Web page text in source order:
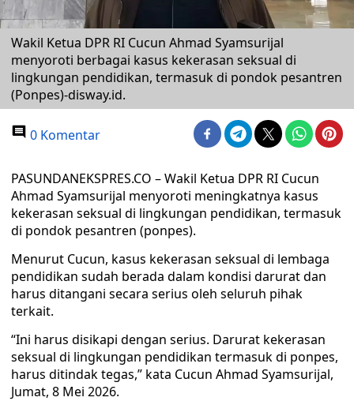
Wakil Ketua DPR RI Cucun Ahmad Syamsurijal
menyoroti berbagai kasus kekerasan seksual di
lingkungan pendidikan, termasuk di pondok pesantren
(Ponpes)-disway.id.
0 Komentar
PASUNDANEKSPRES.CO – Wakil Ketua DPR RI Cucun
Ahmad Syamsurijal menyoroti meningkatnya kasus
kekerasan seksual di lingkungan pendidikan, termasuk
di pondok pesantren (ponpes).
Menurut Cucun, kasus kekerasan seksual di lembaga
pendidikan sudah berada dalam kondisi darurat dan
harus ditangani secara serius oleh seluruh pihak
terkait.
“Ini harus disikapi dengan serius. Darurat kekerasan
seksual di lingkungan pendidikan termasuk di ponpes,
harus ditindak tegas,” kata Cucun Ahmad Syamsurijal,
Jumat, 8 Mei 2026.